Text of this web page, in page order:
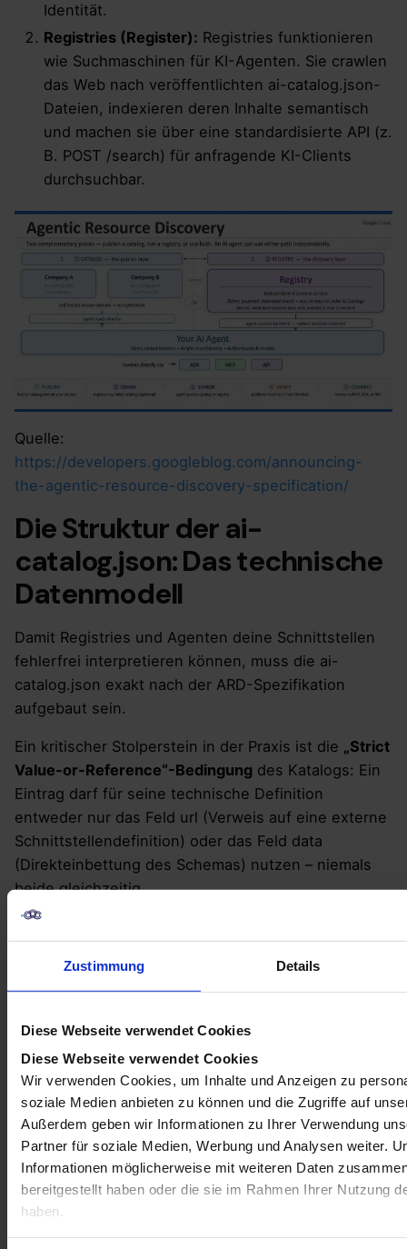
Zustimmung Details
Diese Webseite verwendet Cookies
Diese Webseite verwendet Cookies
Wir verwenden Cookies, um Inhalte und Anzeigen zu
soziale Medien anbieten zu können und die Zugriffe auf
Außerdem geben wir Informationen zu Ihrer Verwendung
Partner für soziale Medien, Werbung und Analysen weiter.
Informationen möglicherweise mit weiteren Daten
bereitgestellt haben oder die sie im Rahmen Ihrer Nutzung
haben.
Identität.
Registries (Register): Registries funktionieren
wie Suchmaschinen für KI-Agenten. Sie crawlen
das Web nach veröffentlichten ai-catalog.json-
Dateien, indexieren deren Inhalte semantisch
und machen sie über eine standardisierte API (z.
B. POST /search) für anfragende KI-Clients
durchsuchbar.
Quelle:
https://developers.googleblog.com/announcing-
the-agentic-resource-discovery-specification/
Die Struktur der ai-
catalog.json: Das technische
Datenmodell
Damit Registries und Agenten deine Schnittstellen
fehlerfrei interpretieren können, muss die ai-
catalog.json exakt nach der ARD-Spezifikation
aufgebaut sein.
Ein kritischer Stolperstein in der Praxis ist die „Strict
Value-or-Reference“-Bedingung des Katalogs: Ein
Eintrag darf für seine technische Definition
entweder nur das Feld url (Verweis auf eine externe
Schnittstellendefinition) oder das Feld data
(Direkteinbettung des Schemas) nutzen – niemals
beide gleichzeitig.
Beispiel einer minimalen, validen ai-
catalog.json für einen Antic Web
Readiness Checker:
JSON
{
"specVersion": "1.0",
"displayName": "Digital Loop",
"identifier": "did:web:digital-loop.com"